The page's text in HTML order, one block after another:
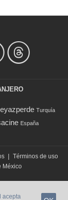
Turquía
España
Términos de uso
México
acepta